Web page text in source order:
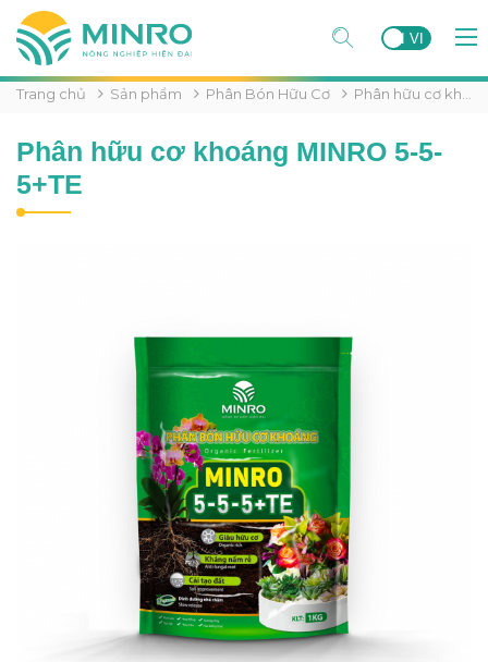
EN VI
Trang chủ Sản phẩm Phân Bón Hữu Cơ Phân hữu cơ khoáng MINRO 5-5-5+TE
Phân hữu cơ khoáng MINRO 5-5-
5+TE